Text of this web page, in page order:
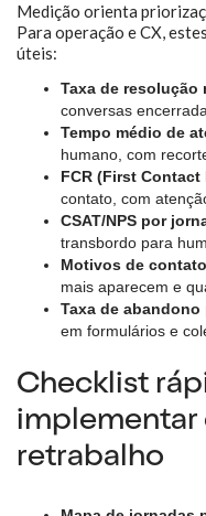
Medição orienta
Para operação e CX,
úteis:
Taxa de
conversas
Tempo médio de
humano, com
FCR (First
contato, com
CSAT/NPS por
transbordo para
Motivos de
mais aparecem e
Taxa de abandono
em formulários e
Checklist
implementar
retrabalho